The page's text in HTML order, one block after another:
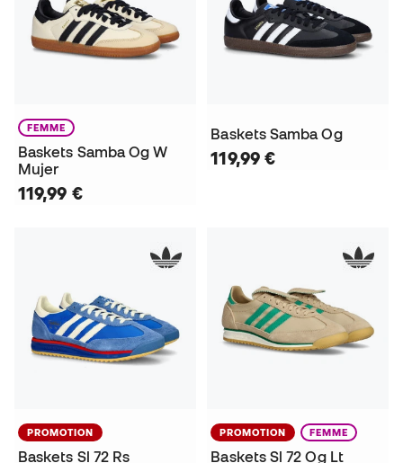
FEMME
Baskets Samba Og W
Mujer
119,99 €
Baskets Samba Og
119,99 €
PROMOTION
Baskets Sl 72 Rs
PROMOTION FEMME
Baskets Sl 72 Og Lt